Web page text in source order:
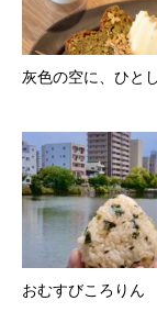
灰色の空に、ひと
おむすびころりん